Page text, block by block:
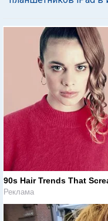
90s Hair Trends That
Реклама